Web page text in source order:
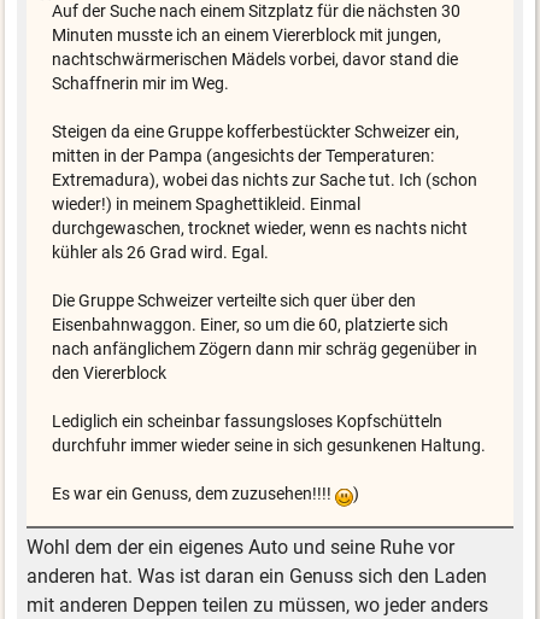
Auf der Suche nach einem Sitzplatz für die nächsten 30
Minuten musste ich an einem Viererblock mit jungen,
nachtschwärmerischen Mädels vorbei, davor stand die
Schaffnerin mir im Weg.
Steigen da eine Gruppe kofferbestückter Schweizer ein,
mitten in der Pampa (angesichts der Temperaturen:
Extremadura), wobei das nichts zur Sache tut. Ich (schon
wieder!) in meinem Spaghettikleid. Einmal
durchgewaschen, trocknet wieder, wenn es nachts nicht
kühler als 26 Grad wird. Egal.
Die Gruppe Schweizer verteilte sich quer über den
Eisenbahnwaggon. Einer, so um die 60, platzierte sich
nach anfänglichem Zögern dann mir schräg gegenüber in
den Viererblock
Lediglich ein scheinbar fassungsloses Kopfschütteln
durchfuhr immer wieder seine in sich gesunkenen Haltung.
Es war ein Genuss, dem zuzusehen!!!! )
Wohl dem der ein eigenes Auto und seine Ruhe vor
anderen hat. Was ist daran ein Genuss sich den Laden
mit anderen Deppen teilen zu müssen, wo jeder anders